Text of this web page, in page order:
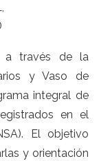
a través de la
y Vaso de
integral de
en el
El objetivo
y orientación